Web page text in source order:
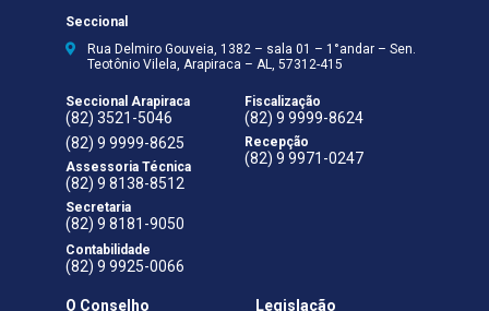
Seccional
Rua Delmiro Gouveia, 1382 – sala 01 – 1°andar – Sen.
Teotônio Vilela, Arapiraca – AL, 57312-415
Seccional Arapiraca
(82) 3521-5046
(82) 9 9999-8625
Assessoria Técnica
(82) 9 8138-8512
Secretaria
(82) 9 8181-9050
Contabilidade
(82) 9 9925-0066
Fiscalização
(82) 9 9999-8624
Recepção
(82) 9 9971-0247
O Conselho Legislação